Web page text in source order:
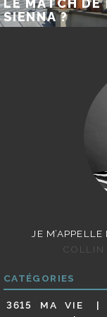
LE MATCH DE
SIENNA ?
JE
COLLIN
CATÉGORIES
3615 MA VIE